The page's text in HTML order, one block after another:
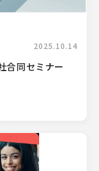
2025.10.14
合同セミナー